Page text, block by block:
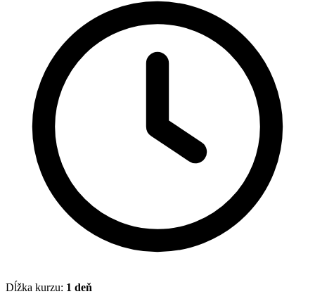
Dĺžka kurzu: 1 deň